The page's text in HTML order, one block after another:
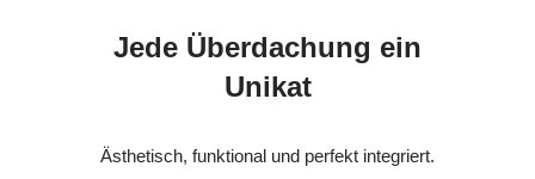
Jede Überdachung ein
Unikat
Ästhetisch, funktional und perfekt integriert.